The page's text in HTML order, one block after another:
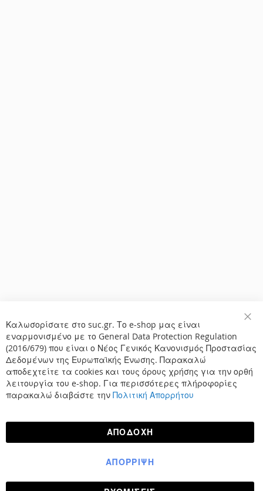
Καλωσορίσατε στο suc.gr. Το e-shop μας είναι
εναρμονισμένο με το General Data Protection Regulation
(2016/679) που είναι ο Νέος Γενικός Κανονισμός Προστασίας
Δεδομένων της Ευρωπαϊκής Ένωσης. Παρακαλώ
αποδεχτείτε τα cookies και τους όρους χρήσης για την ορθή
λειτουργία του e-shop. Για περισσότερες πλήροφορίες
παρακαλώ διαβάστε την Πολιτική Απορρήτου
ΑΠΟΔΟΧΉ
ΑΠΌΡΡΙΨΗ